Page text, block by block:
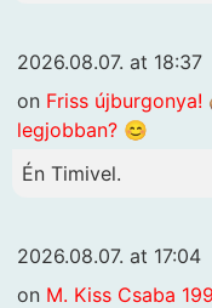
2026.08.07. at 18:37
on Friss
legjobban? 😊
Én Timivel.
2026.08.07. at 17:04
on M. Kiss Csaba